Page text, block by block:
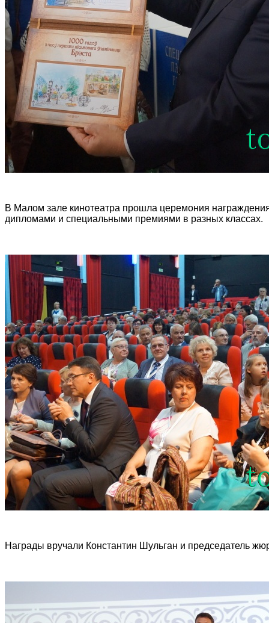
В Малом зале кинотеатра прошла церемония
дипломами и специальными премиями в разных классах.
Награды вручали Константин Шульган и председатель